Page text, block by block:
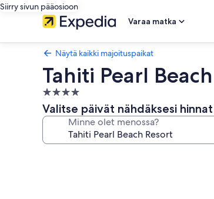
Siirry sivun pääosioon
Varaa matka
Näytä kaikki majoituspaikat
Tahiti Pearl
4.0
tähden
majoituspaikka
Valitse päivät nähdäksesi hinnat
Minne olet menossa?